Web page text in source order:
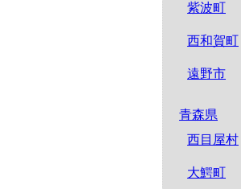
紫波町
西和賀町
遠野市
青森県
西目屋村
大鰐町